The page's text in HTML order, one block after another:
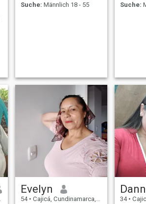
Suche: Männlich 18 - 55
Suche:
Evelyn
54 • Cajicá, Cundinamarca, Kolumbien
34 •